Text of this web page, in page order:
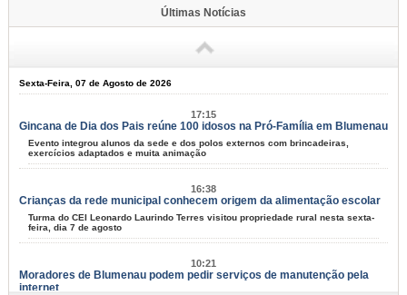
Últimas Notícias
Sexta-Feira, 07 de Agosto de 2026
17:15
Gincana de Dia dos Pais reúne 100 idosos na Pró-Família em Blumenau
Evento integrou alunos da sede e dos polos externos com brincadeiras,
exercícios adaptados e muita animação
16:38
Crianças da rede municipal conhecem origem da alimentação escolar
Turma do CEI Leonardo Laurindo Terres visitou propriedade rural nesta sexta-
feira, dia 7 de agosto
10:21
Moradores de Blumenau podem pedir serviços de manutenção pela
internet